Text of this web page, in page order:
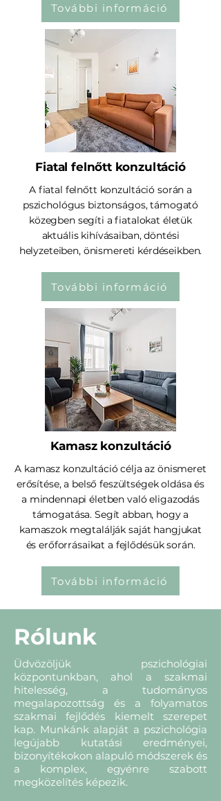
További információ
Fiatal felnőtt konzultáció
A fiatal felnőtt konzultáció során a
pszichológus biztonságos, támogató
közegben segíti a fiatalokat életük
aktuális kihívásaiban, döntési
helyzeteiben, önismereti kérdéseikben.
További információ
Kamasz konzultáció
A kamasz konzultáció célja az önismeret
erősítése, a belső feszültségek oldása és
a mindennapi életben való eligazodás
támogatása. Segít abban, hogy a
kamaszok megtalálják saját hangjukat
és erőforrásaikat a fejlődésük során.
További információ
Rólunk
Üdvözöljük pszichológiai
központunkban, ahol a szakmai
hitelesség, a tudományos
megalapozottság és a folyamatos
szakmai fejlődés kiemelt szerepet
kap. Munkánk alapját a pszichológia
legújabb kutatási eredményei,
bizonyítékokon alapuló módszerek és
a komplex, egyénre szabott
megközelítés képezik.